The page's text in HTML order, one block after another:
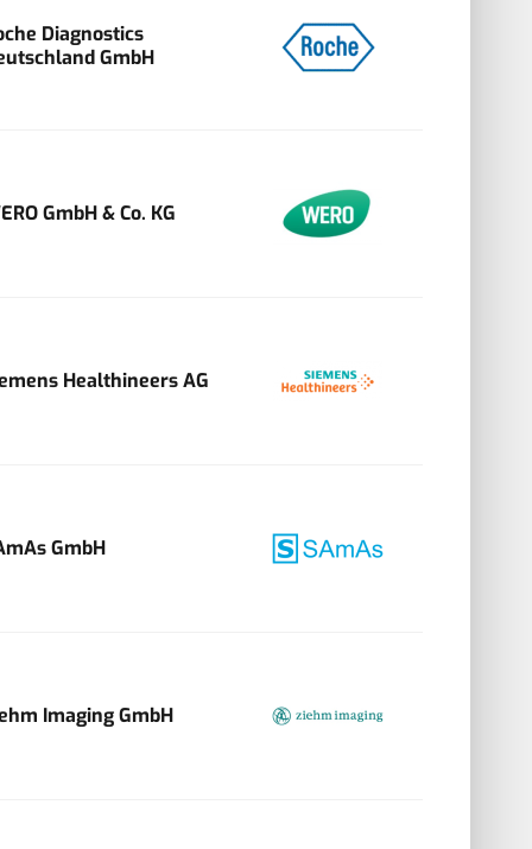
Diagnostics
GmbH
GmbH & Co. KG
Healthineers AG
GmbH
Imaging GmbH